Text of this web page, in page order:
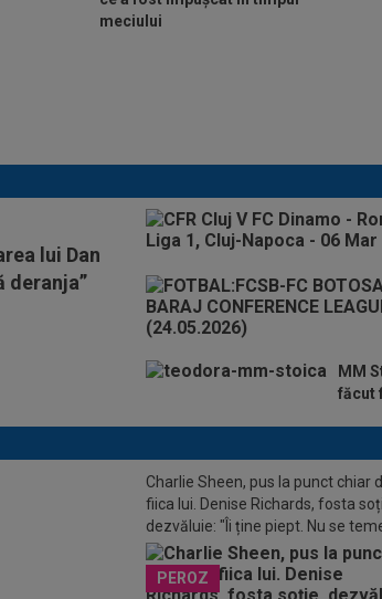
meciului
lui Dan
deranja”
MM
făcut
Charlie Sheen, pus la punct chiar
fiica lui. Denise Richards, fosta
dezvăluie: "Îi ține piept. Nu se
spună adevărul"
PEROZ